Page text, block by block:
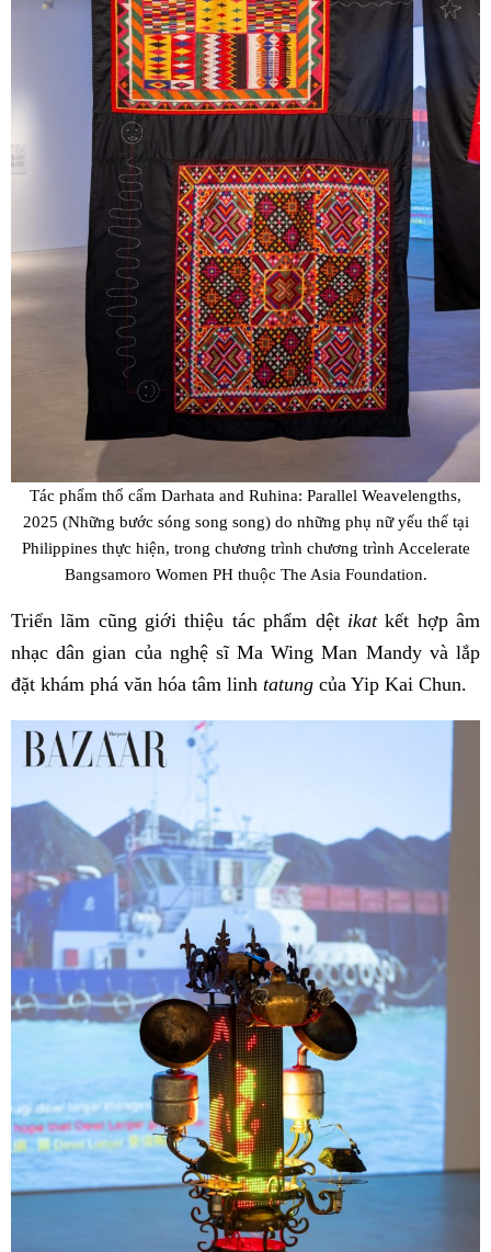
Tác phẩm thổ cẩm Darhata and Ruhina: Parallel Weavelengths,
2025 (Những bước sóng song song) do những phụ nữ yếu thế tại
Philippines thực hiện, trong chương trình chương trình Accelerate
Bangsamoro Women PH thuộc The Asia Foundation.
Triển lãm cũng giới thiệu tác phẩm dệtikatkết hợp âm
nhạc dân gian của nghệ sĩ Ma Wing Man Mandy và lắp
đặt khám phá văn hóa tâm linh tatung của Yip Kai Chun.